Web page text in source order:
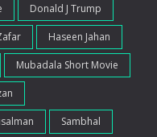
Donald J Trump
Haseen Jahan
Mubadala Short Movie
Sambhal